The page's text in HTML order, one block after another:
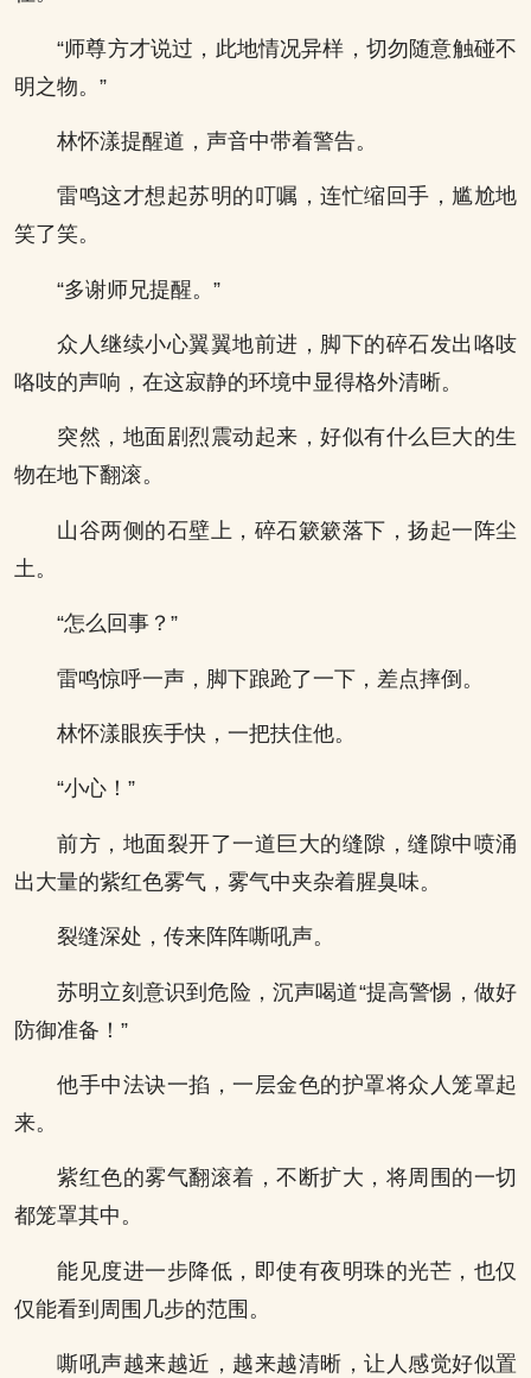
“师尊方才说过，此地情况异样，切勿随意触碰不
明之物。”
林怀漾提醒道，声音中带着警告。
雷鸣这才想起苏明的叮嘱，连忙缩回手，尴尬地
笑了笑。
“多谢师兄提醒。”
众人继续小心翼翼地前进，脚下的碎石发出咯吱
咯吱的声响，在这寂静的环境中显得格外清晰。
突然，地面剧烈震动起来，好似有什么巨大的生
物在地下翻滚。
山谷两侧的石壁上，碎石簌簌落下，扬起一阵尘
土。
“怎么回事？”
雷鸣惊呼一声，脚下踉跄了一下，差点摔倒。
林怀漾眼疾手快，一把扶住他。
“小心！”
前方，地面裂开了一道巨大的缝隙，缝隙中喷涌
出大量的紫红色雾气，雾气中夹杂着腥臭味。
裂缝深处，传来阵阵嘶吼声。
苏明立刻意识到危险，沉声喝道“提高警惕，做好
防御准备！”
他手中法诀一掐，一层金色的护罩将众人笼罩起
来。
紫红色的雾气翻滚着，不断扩大，将周围的一切
都笼罩其中。
能见度进一步降低，即使有夜明珠的光芒，也仅
仅能看到周围几步的范围。
嘶吼声越来越近，越来越清晰，让人感觉好似置